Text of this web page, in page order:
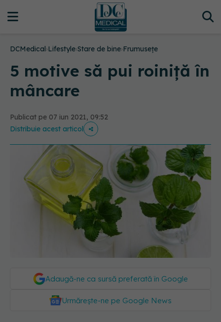
DCMedical›Lifestyle›Stare de bine›Frumusețe
5 motive să pui roiniță în
mâncare
Publicat pe 07 iun 2021, 09:52
Distribuie acest articol
Adaugă-ne ca sursă preferată în Google
Urmărește-ne pe Google News